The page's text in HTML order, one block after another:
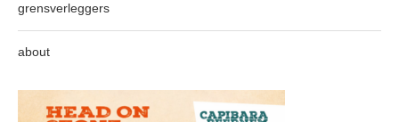
grensverleggers
about